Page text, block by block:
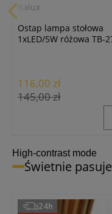
Italux
Ostap lampa stołowa
1xLED/5W różowa TB-
116,00 zł
145,00 zł
High-contrast mode
Świetnie
24h